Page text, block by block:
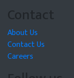
Contact
About Us
Contact Us
Careers